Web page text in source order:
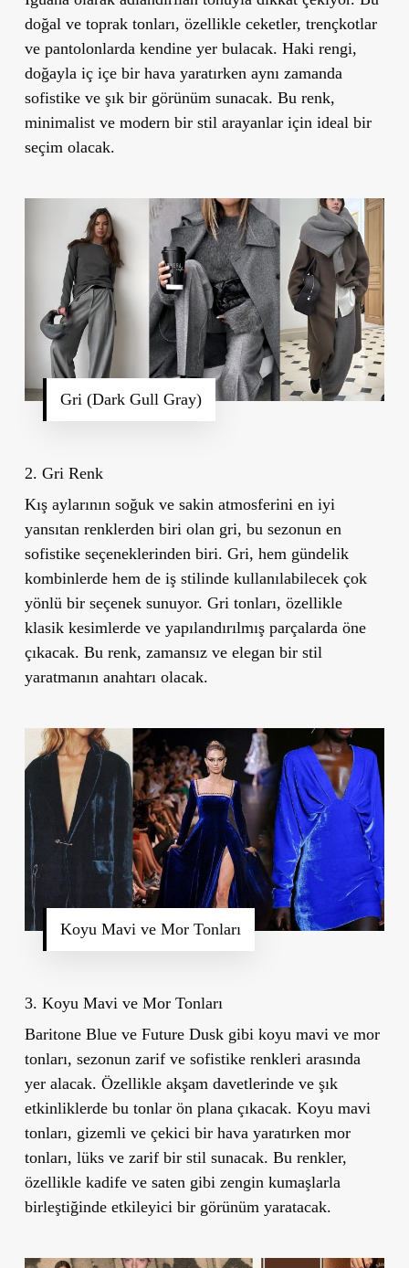
doğal ve toprak tonları, özellikle ceketler, trençkotlar
ve pantolonlarda kendine yer bulacak. Haki rengi,
doğayla iç içe bir hava yaratırken aynı zamanda
sofistike ve şık bir görünüm sunacak. Bu renk,
minimalist ve modern bir stil arayanlar için ideal bir
seçim olacak.
Gri (Dark Gull Gray)
2. Gri Renk
Kış aylarının soğuk ve sakin atmosferini en iyi
yansıtan renklerden biri olan gri, bu sezonun en
sofistike seçeneklerinden biri. Gri, hem gündelik
kombinlerde hem de iş stilinde kullanılabilecek çok
yönlü bir seçenek sunuyor. Gri tonları, özellikle
klasik kesimlerde ve yapılandırılmış parçalarda öne
çıkacak. Bu renk, zamansız ve elegan bir stil
yaratmanın anahtarı olacak.
Koyu Mavi ve Mor Tonları
3. Koyu Mavi ve Mor Tonları
Baritone Blueve Future Duskgibi koyu mavi ve mor
tonları, sezonun zarif ve sofistike renkleri arasında
yer alacak. Özellikle akşam davetlerinde ve şık
etkinliklerde bu tonlar ön plana çıkacak. Koyu mavi
tonları, gizemli ve çekici bir hava yaratırken mor
tonları, lüks ve zarif bir stil sunacak. Bu renkler,
özellikle kadife ve saten gibi zengin kumaşlarla
birleştiğinde etkileyici bir görünüm yaratacak.